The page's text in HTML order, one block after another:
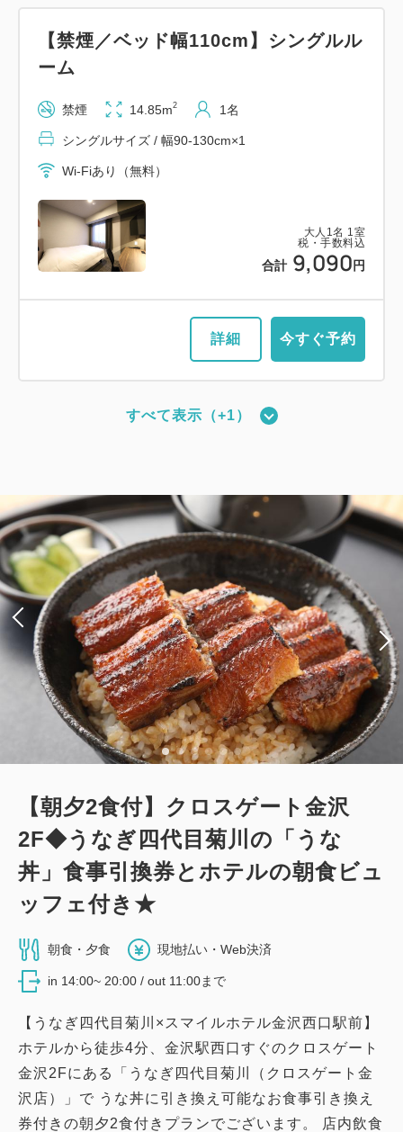
大人 1名 1室
税・手数料込
合計 9,090 円
【禁煙／ベッド幅110cm】シングルル
ーム
禁煙 14.85m2 1名
シングルサイズ / 幅90-130cm×1
Wi-Fiあり（無料）
詳細 今すぐ予約
大人1名 1室
税・手数料込
合計 11,970円
禁煙 19.83m2 1~2名
シングルサイズ / 幅90-130cm×2
Wi-Fiあり（無料）
1室 詳細 今すぐ予約
すべて表示（+1）
【朝夕2食付】クロスゲート金沢
2F◆うなぎ四代目菊川の「うな
丼」食事引換券とホテルの朝食ビュ
ッフェ付き★
朝食・夕食 現地払い・Web決済
in 14:00~ 20:00 / out 11:00まで
【うなぎ四代目菊川×スマイルホテル金沢西口駅前】
ホテルから徒歩4分、金沢駅西口すぐのクロスゲート
金沢2Fにある「うなぎ四代目菊川（クロスゲート金
沢店）」で うな丼に引き換え可能なお食事引き換え
券付きの朝夕2食付きプランでございます。 店内飲食